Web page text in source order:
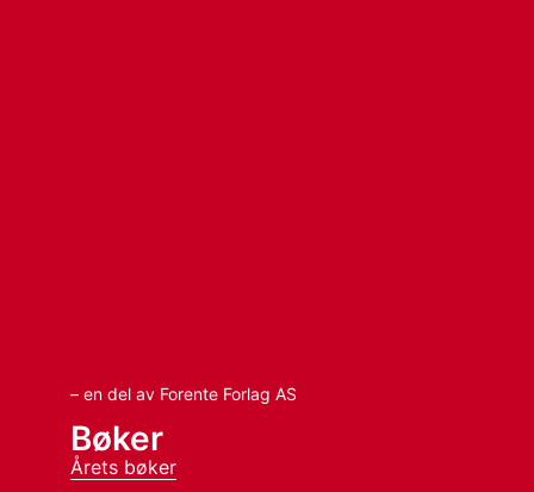
– en del av Forente Forlag AS
Bøker
Årets bøker